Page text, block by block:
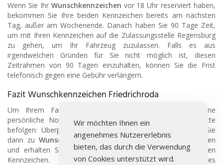
Wenn Sie Ihr Wunschkennzeichen vor 18 Uhr reserviert haben,
bekommen Sie Ihre beiden Kennzeichen bereits am nächsten
Tag, außer am Wochenende. Danach haben Sie 90 Tage Zeit,
um mit Ihren Kennzeichen auf die Zulassungsstelle Regensburg
zu gehen, um Ihr Fahrzeug zuzulassen. Falls es aus
irgendwelchen Gründen für Sie nicht möglich ist, diesen
Zeitrahmen von 90 Tagen einzuhalten, können Sie die Frist
telefonisch gegen eine Gebühr verlängern.
Fazit Wunschkennzeichen Friedrichroda
Um Ihrem Fahrzeug mit einem Wunschkennzeichen eine
persönliche Note zu verleihen, müssen Sie nur drei Schritte
befolgen: Überprüfen Sie online die Verfügbarkeit, gehen Sie
dann zu Wunschkennzeichen aus Friedrichroda
reservieren
und erhalten Sie bereits am nächsten Tag Ihre individuellen
Kennzeichen. Durch die Online Buchung des
Wir möchten Ihnen ein
angenehmes Nutzererlebnis
bieten, das durch die Verwendung
von Cookies unterstützt wird.